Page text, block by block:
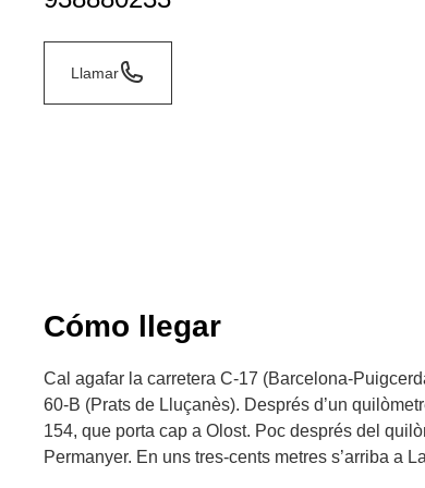
Llamar
Cómo llegar
Cal agafar la carretera C-17 (Barcelona-
60-B (Prats de Lluçanès). Després d’un
154, que porta cap a Olost. Poc després del
Permanyer. En uns tres-cents metres s’arriba a